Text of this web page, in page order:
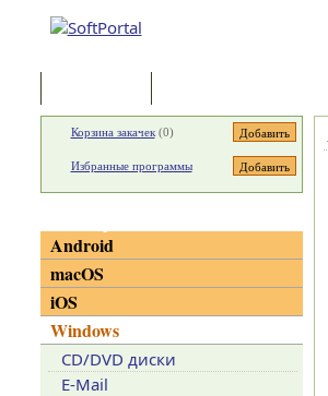
Корзина закачек(0)
Избранные программы
Android
macOS
iOS
Windows
CD/DVD диски
E-Mail